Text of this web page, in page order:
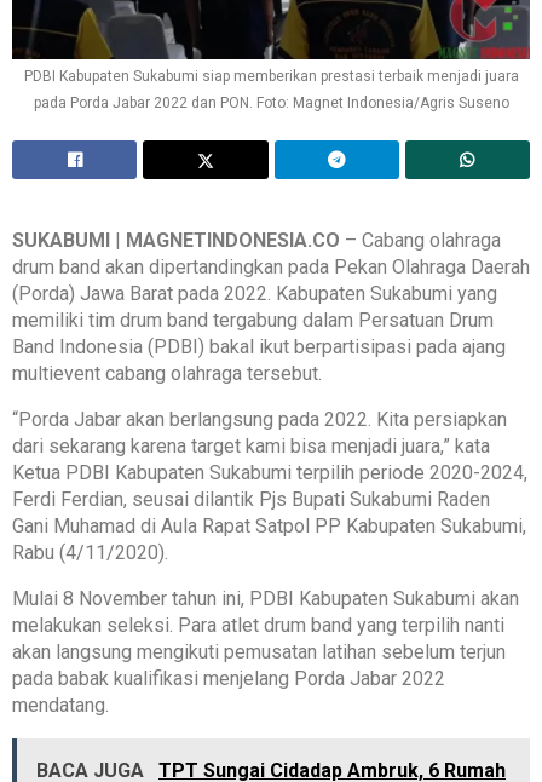
PDBI Kabupaten Sukabumi siap memberikan prestasi terbaik menjadi juara
pada Porda Jabar 2022 dan PON. Foto: Magnet Indonesia/Agris Suseno
SUKABUMI MAGNETINDONESIA.CO – Cabang olahraga
drum band akan dipertandingkan pada Pekan Olahraga Daerah
(Porda) Jawa Barat pada 2022. Kabupaten Sukabumi yang
memiliki tim drum band tergabung dalam Persatuan Drum
Band Indonesia (PDBI) bakal ikut berpartisipasi pada ajang
multievent cabang olahraga tersebut.
“Porda Jabar akan berlangsung pada 2022. Kita persiapkan
dari sekarang karena target kami bisa menjadi juara,” kata
Ketua PDBI Kabupaten Sukabumi terpilih periode 2020-2024,
Ferdi Ferdian, seusai dilantik Pjs Bupati Sukabumi Raden
Gani Muhamad di Aula Rapat Satpol PP Kabupaten Sukabumi,
Rabu (4/11/2020).
Mulai 8 November tahun ini, PDBI Kabupaten Sukabumi akan
melakukan seleksi. Para atlet drum band yang terpilih nanti
akan langsung mengikuti pemusatan latihan sebelum terjun
pada babak kualifikasi menjelang Porda Jabar 2022
mendatang.
BACA JUGA
TPT Sungai Cidadap Ambruk, 6 Rumah